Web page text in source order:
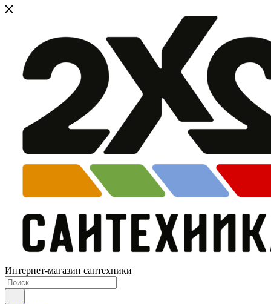
Интернет-магазин сантехники